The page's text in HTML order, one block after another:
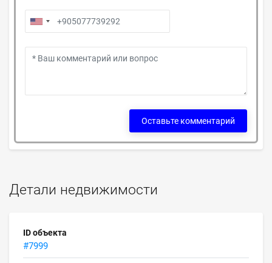
Детали недвижимости
ID объекта
#7999
Оставьте комментарий